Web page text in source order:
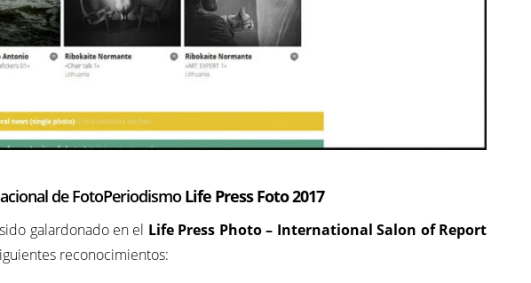
de FotoPeriodismo Life Press Foto2017
galardonado en el Life Press Photo – International Salon of Report
reconocimientos: